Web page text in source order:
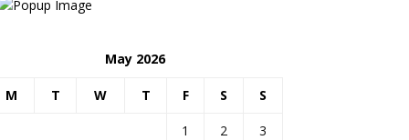
May 2026
M T W T F S S
1 2
3